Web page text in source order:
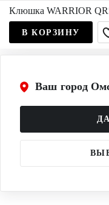
Ваш город
Клюшка WARRIOR
В КОРЗИНУ